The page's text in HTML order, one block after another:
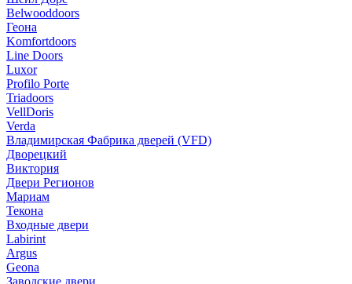
Belwooddoors
Геона
Komfortdoors
Line Doors
Luxor
Profilo Porte
Triadoors
VellDoris
Verda
Владимирская Фабрика дверей (VFD)
Дворецкий
Виктория
Двери Регионов
Мариам
Текона
Входные двери
Labirint
Argus
Geona
Заводские двери